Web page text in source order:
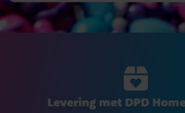
Levering met DPD